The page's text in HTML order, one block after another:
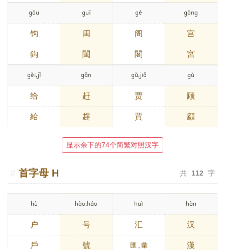
gōu
钩
鈎
guī
闺
閨
gé
阁
閣
gōng
宫
宮
gěi,jǐ
给
給
gǎn
赶
趕
gǔ,jiǎ
贾
賈
gù
顾
顧
显示余下的74个简繁对照汉字
首字母 H 共 112 字
hù
户
戶
hào,háo
号
號
huì
汇
匯, 彙
hàn
汉
漢